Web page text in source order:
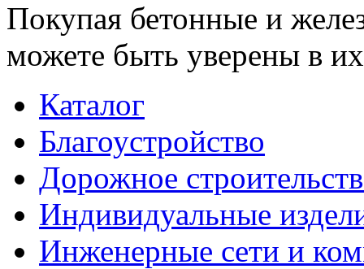
Покупая бетонные и
можете быть уверены в их
Каталог
Благоустройство
Дорожное
Индивидуальные
Инженерные сети и